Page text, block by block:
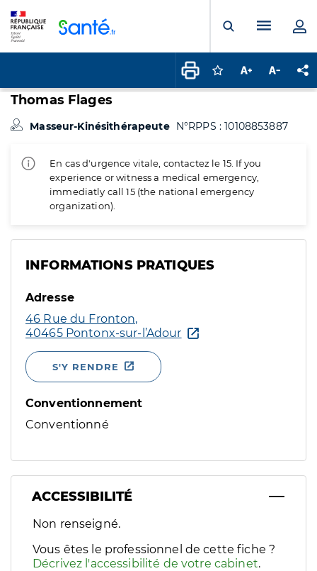
Ouvrir laMenu
Connectez-vous
Augmenter la
Thomas Flages
Masseur-Kinésithérapeute N°RPPS : 10108853887
En cas d'urgence vitale, contactez le 15. If you
experience or witness a medical emergency,
immediatly call 15 (the national emergency
organization).
INFORMATIONS PRATIQUES
Adresse
46 Rue du Fronton,
40465 Pontonx-sur-l’Adour
S'Y RENDRE
Conventionnement
Conventionné
ACCESSIBILITÉ
Filtres
Sélectionnez un ou plusieurs handicaps/besoins
Non renseigné.
Vous êtes le professionnel de cette fiche ?
Décrivez l'accessibilité de votre cabinet.